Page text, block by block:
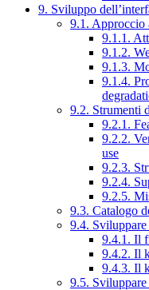
9. Sviluppo
9.1. Approccio
9.1.1.
9.1.2.
9.1.3.
9.1.4.
9.2. Strumenti
9.2.1.
9.2.2.
use
9.2.3.
9.2.4.
9.2.5.
9.3. Catalogo
9.4.
9.4.1. Il
9.4.2. Il
9.4.3. Il
9.5.